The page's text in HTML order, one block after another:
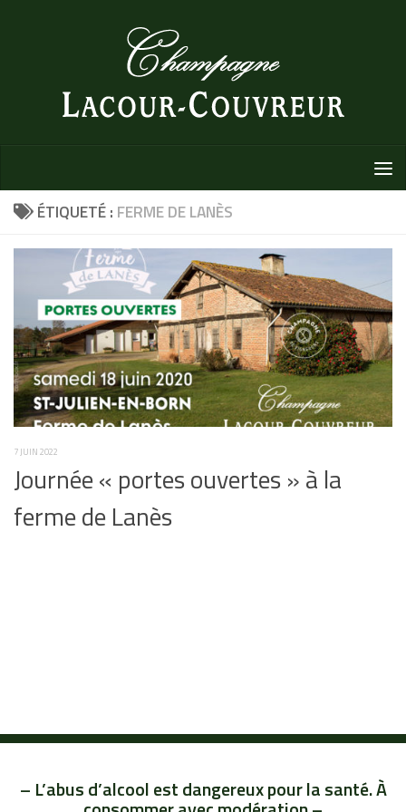
Au dessous du contenu
ÉTIQUETÉ : FERME DE LANÈS
7 JUIN 2022
Journée « portes ouvertes » à la
ferme de Lanès
– L’abus d’alcool est dangereux pour la santé. À